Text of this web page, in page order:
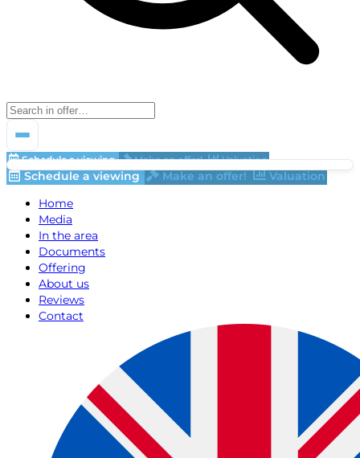
Schedule a viewing Make an offer! Valuation
Schedule a viewing Make an offer!
Valuation
Home
Media
In the area
Documents
Offering
About us
Reviews
Contact